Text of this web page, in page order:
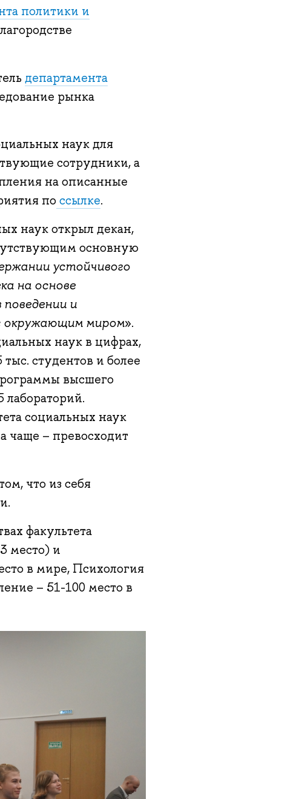
политики и
департамента
рынка
наук для
сотрудники, а
на описанные
поссылке.
наук открыл декан,
основную
устойчивого
на основе
и
окружающим миром».
наук в цифрах,
тыс. студентов и более
высшего
лабораторий.
социальных наук
чаще – превосходит
что из себя
факультета
место) и
в мире, Психология
– 51-100 место в